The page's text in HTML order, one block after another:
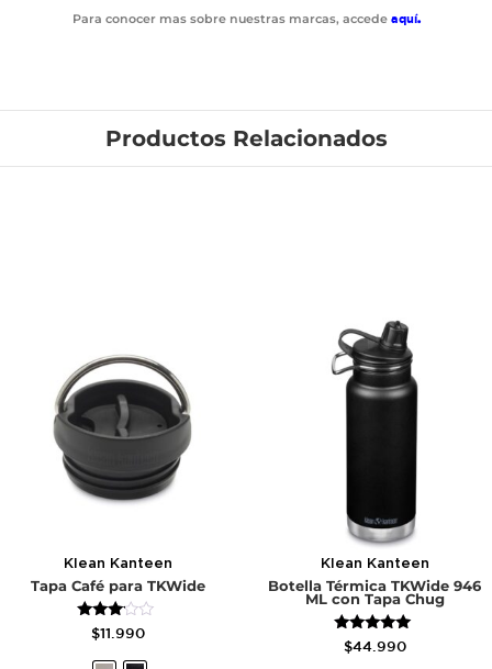
Para conocer mas sobre nuestras marcas, accede aquí.
Productos Relacionados
Klean Kanteen
Tapa Café para TKWide
Valorado
con
3.00
$11.990
Klean Kanteen
Botella Térmica TKWide 946
ML con Tapa Chug
Valorado
$44.990